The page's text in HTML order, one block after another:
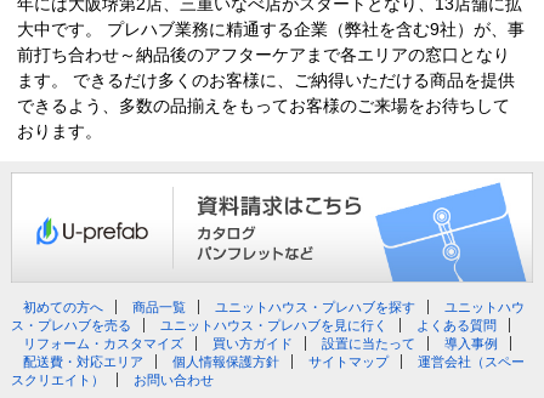
大中です。 プレハブ業務に精通する企業（弊社を含む9社）が、事
前打ち合わせ～納品後のアフターケアまで各エリアの窓口となり
ます。 できるだけ多くのお客様に、ご納得いただける商品を提供
できるよう、多数の品揃えをもってお客様のご来場をお待ちして
おります。
初めての方へ 商品一覧 ユニットハウス・プレハブを探す
ユニットハウ
ス・プレハブを売る
ユニットハウス・プレハブを見に行く
よくある質問
リフォーム・カスタマイズ
買い方ガイド 設置に当たって
導入事例
配送費・対応エリア
個人情報保護方針 サイトマップ
運営会社（スペー
スクリエイト）
お問い合わせ